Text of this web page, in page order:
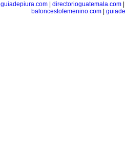
guiadepiura.com
directorioguatemala.com
baloncestofemenino.com